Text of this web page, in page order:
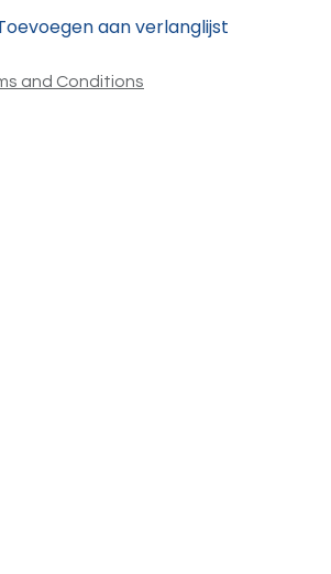
aan verlanglijst
and Conditions